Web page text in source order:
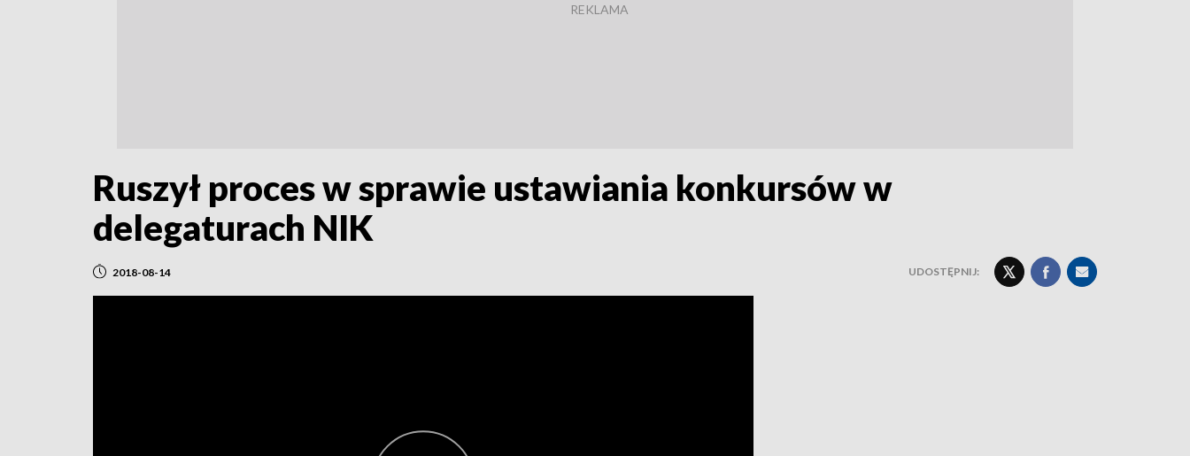
Ruszył proces w sprawie ustawiania konkursów w
delegaturach NIK
2018-08-14 UDOSTĘPNIJ: